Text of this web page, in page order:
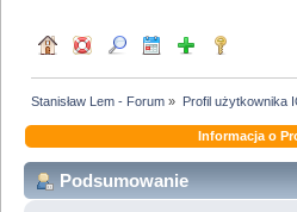
Stanisław Lem - Forum » Profil użytkownika
Informacja o
Podsumowanie